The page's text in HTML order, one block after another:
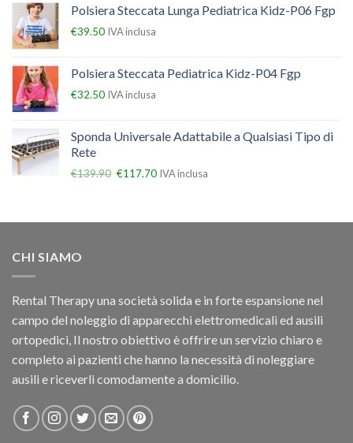
Polsiera Steccata Lunga Pediatrica Kidz-P06 Fgp
€39.50 IVA inclusa
Polsiera Steccata Pediatrica Kidz-P04 Fgp
€32.50 IVA inclusa
Sponda Universale Adattabile a Qualsiasi Tipo di
Rete
€139.90 €117.70 IVA inclusa
CHI SIAMO
Rental Therapy una società solida e in forte espansione nel
campo del noleggio di apparecchi elettromedicali ed ausili
ortopedici, Il nostro obiettivo è offrire un servizio chiaro e
completo ai pazienti che hanno la necessità di noleggiare
ausili e riceverli comodamente a domicilio.